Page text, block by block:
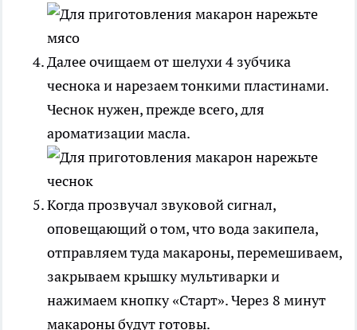
Далее очищаем от шелухи 4 зубчика
чеснока и нарезаем тонкими пластинами.
Чеснок нужен, прежде всего, для
ароматизации масла.
Когда прозвучал звуковой сигнал,
оповещающий о том, что вода закипела,
отправляем туда макароны, перемешиваем,
закрываем крышку мультиварки и
нажимаем кнопку «Старт». Через 8 минут
макароны будут готовы.